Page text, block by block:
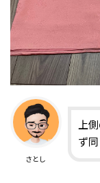
さとし
上
ず